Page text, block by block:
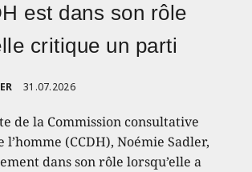
est dans son rôle
critique un parti
31.07.2026
de la Commission consultative
l’homme (CCDH), Noémie Sadler,
dans son rôle lorsqu’elle a